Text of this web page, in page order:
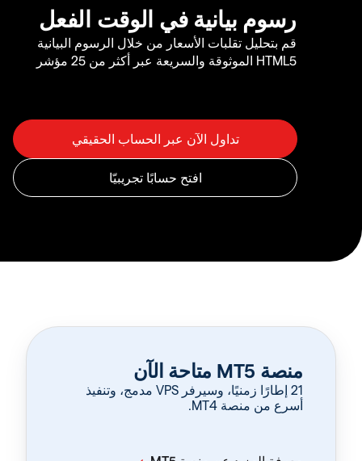
رسوم بيانية في الوقت الفعل
قم بتحليل تقلبات الأسعار من خلال الرسوم البيانية
HTML5 الموثوقة والسريعة عبر أكثر من 25 مؤشر
منصة MT5 متاحة الآن
‏21 إطارًا زمنيًا، وسيرفر VPS مدمج، وتنفيذ
أسرع من منصة MT4.